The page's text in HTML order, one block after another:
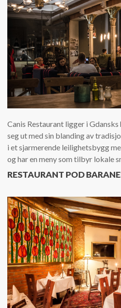
Canis Restaurant ligger i
seg ut med sin blanding av
i et sjarmerende leilighetsbygg
og har en meny som tilbyr lokale
RESTAURANT POD